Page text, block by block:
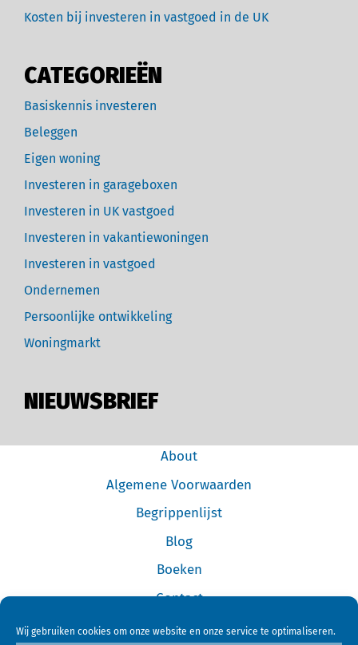
Wij gebruiken cookies om onze website en onze service te optimaliseren.
Kosten bij investeren in vastgoed in de UK
CATEGORIEËN
Basiskennis investeren
Beleggen
Eigen woning
Investeren in garageboxen
Investeren in UK vastgoed
Investeren in vakantiewoningen
Investeren in vastgoed
Ondernemen
Persoonlijke ontwikkeling
Woningmarkt
NIEUWSBRIEF
About
Algemene Voorwaarden
Begrippenlijst
Blog
Boeken
Contact
Cookiebeleid (EU)